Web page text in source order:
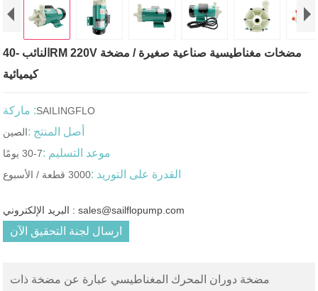
النائب -40RM 220V مضخات مغناطيسية صناعية صغيرة / مضخة
كيميائية
ماركة :SAILINGFLO
أصل المنتج :الصين
موعد التسليم :7-30 يومًا
القدرة على التوريد :3000 قطعة / الأسبوع
البريد الإلكتروني : sales@sailflopump.com
ارسال لجنة التحقيق الآن
مضخة دوران المحرك المغناطيسي عبارة عن مضخة ذات